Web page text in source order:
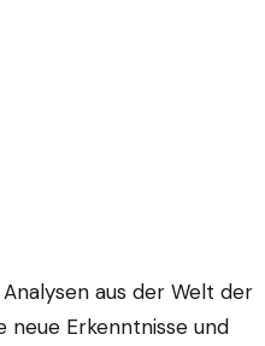
aus der Welt der
neue Erkenntnisse und